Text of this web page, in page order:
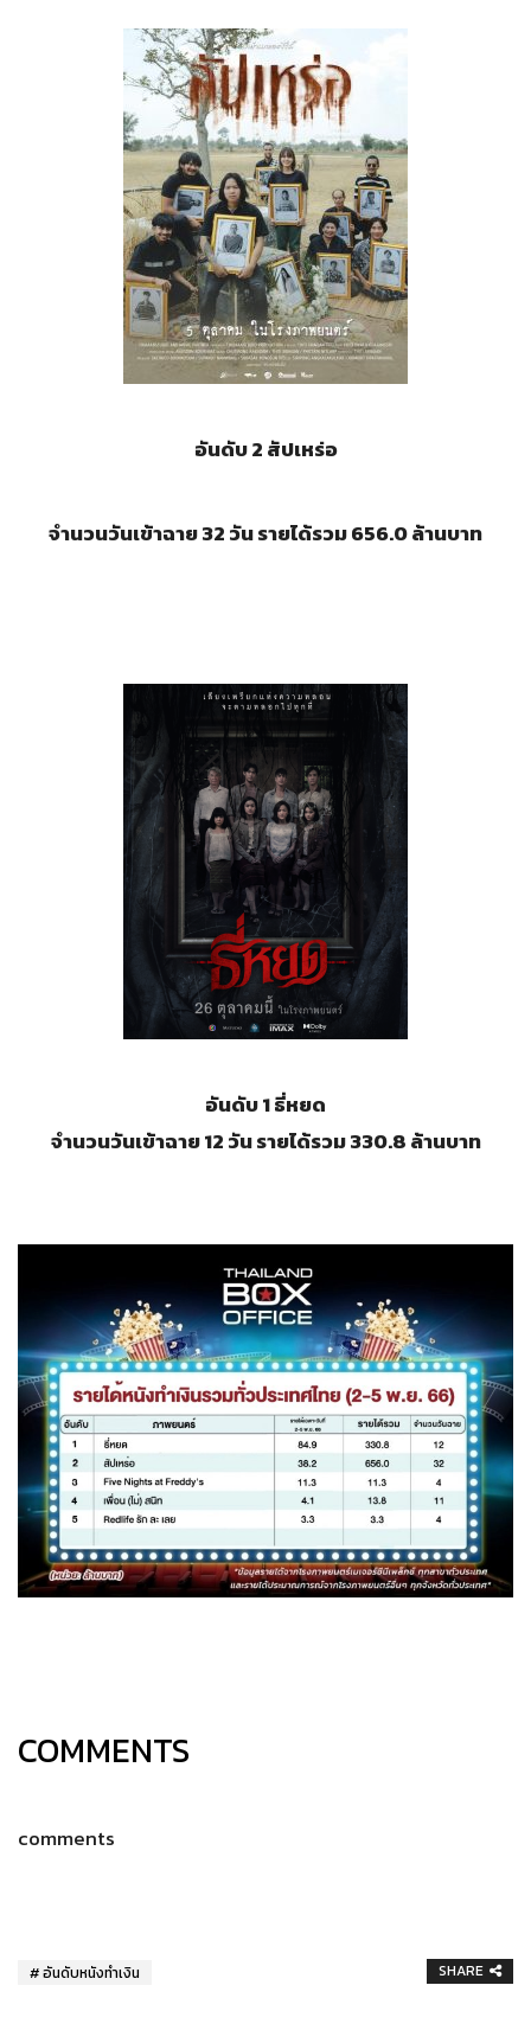
อันดับ 2สัปเหร่อ
จำนวนวันเข้าฉาย 32 วัน รายได้รวม 656.0 ล้านบาท
อันดับ 1 ธี่หยด
จำนวนวันเข้าฉาย 12 วัน รายได้รวม 330.8 ล้านบาท
COMMENTS
comments
อันดับหนังทำเงิน SHARE